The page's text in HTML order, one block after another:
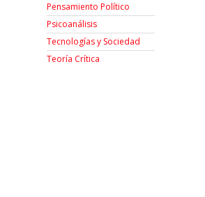
Pensamiento Político
Psicoanálisis
Tecnologías y Sociedad
Teoría Crítica